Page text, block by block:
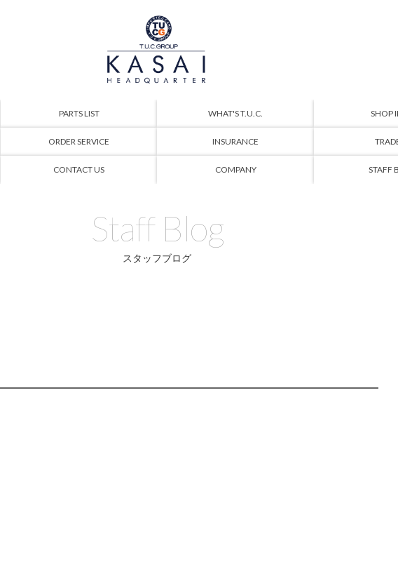
PARTS LIST WHAT'S T.U.C. SHOP
ORDER SERVICE INSURANCE
CONTACT US COMPANY STAFF
Staff Blog
スタッフブログ